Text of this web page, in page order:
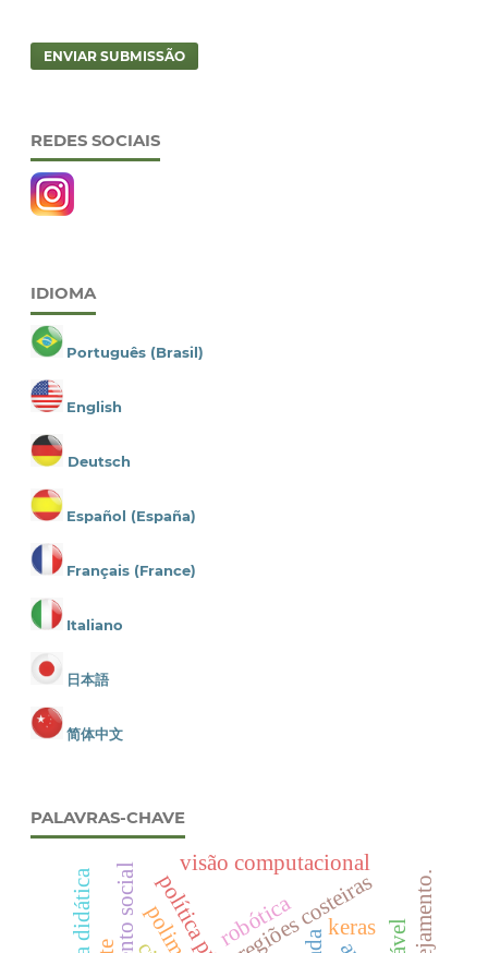
ENVIAR SUBMISSÃO
REDES SOCIAIS
IDIOMA
Português (Brasil)
English
Deutsch
Español (España)
Français (France)
Italiano
日本語
简体中文
PALAVRAS-CHAVE
regiões costeiras
robótica
visão computacional
keras